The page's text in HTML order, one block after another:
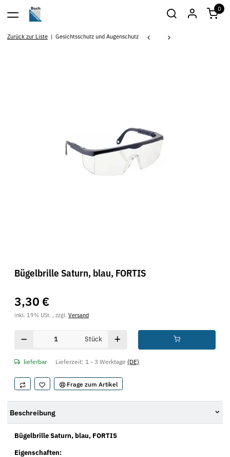
0
Zurück zur Liste Gesichtsschutz und Augenschutz
Bügelbrille Saturn, blau, FORTIS
3,30 €
inkl. 19% USt. , zzgl. Versand
Stück
lieferbar Lieferzeit: 1 - 3 Werktage (DE)
Frage zum Artikel
Beschreibung
Bügelbrille Saturn, blau, FORTIS
Eigenschaften: